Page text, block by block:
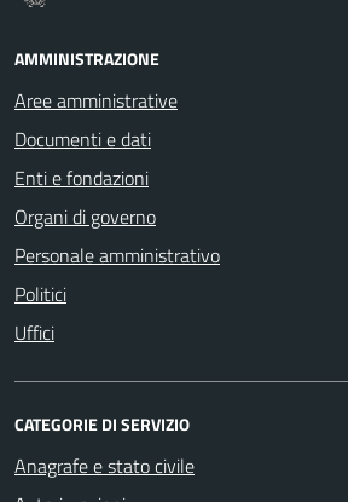
AMMINISTRAZIONE
Aree amministrative
Documenti e dati
Enti e fondazioni
Organi di governo
Personale amministrativo
Politici
Uffici
CATEGORIE DI SERVIZIO
Anagrafe e stato civile